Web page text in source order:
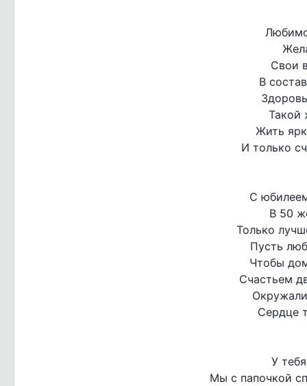
Свои
В
Такой
Жить
И только
С
В 50
Только
Пусть
Чтобы
Счастьем
Сердце
У
Мы с папочкой